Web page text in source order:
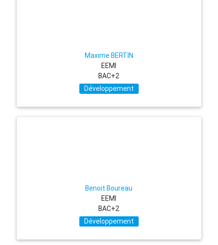
Maxime BERTIN
EEMI
BAC+2
Développement
Benoit Boureau
EEMI
BAC+2
Développement